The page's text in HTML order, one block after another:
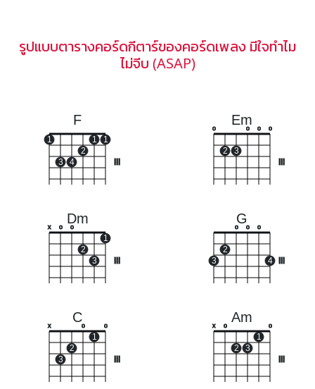
รูปแบบตารางคอร์ดกีตาร์ของคอร์ดเพลง มีใจทำไม
ไม่จีบ (ASAP)
F
1
3 4
2
1 1
Em
o
2 3
o o o
Dm
x o o
2
3
1
G
3
2
o o o
4
C
x
3
2
o
1
o
Am
x o
2 3
1
o